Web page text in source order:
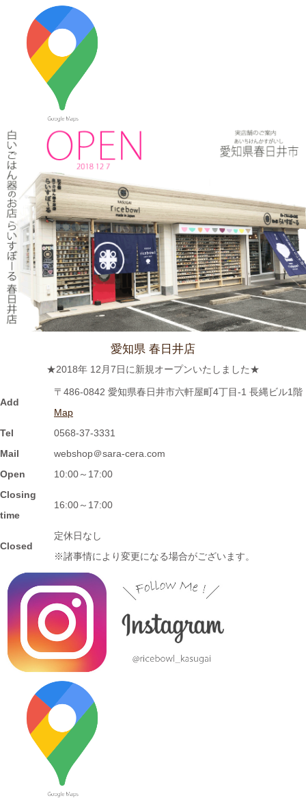
スカ！ハピスタ『美味しく見える!?器の選び方』コーナーで 白い
ごはん器のお店 らいすぼーる 春日井店が紹介されました。
2024/3/12
≪マガジンで掲載されました≫ 流行発信MOOK おでかけ春日井
守山小牧2019-2020 2019年4月号に 白いごはん器のお店 らいす
ぼーる 春日井店が掲載されました。
2024/3/12
≪テレビで紹介されました≫ 2019年5月18日 、東海テレビ ぐっ
さん家！『ぐっさん！オレンジと行く春日井Jeep旅！』で 山口
智充さんが白いごはん器のお店 らいすぼーる 春日井店にいらっ
しゃいました。
2024/2/22
≪おすすめ≫今日は猫の日！猫好きにはたまらないおすすめご飯
茶碗いかがでしょうか？
ツを入れたり、薬味皿としてもGOOD★
2024/2/2
≪おすすめ≫ 信楽焼のモザイクプレート数量限定販売！
2024/1/15
か？
2024/1/12
≪おすすめ≫ お正月の暴飲暴食。。。ワンプレートで彩りよく
バランスの良い食事を♪
2024/1/3
≪おすすめ≫ 七草粥の準備は出来ましたか？お粥に麺類と色々
使える小どんぶりはいかかでしょうか？
2023/12/22
≪おすすめ≫ 少し大きめで使いやすい！カラフルオーバルボー
愛知県 春日井店
★2018年 12月7日に新規オープンいたしました★
Add
〒486-0842 愛知県春日井市六軒屋町4丁目-1 長縄ビル1階
Map
Tel
0568-37-3331
Mail
webshop＠sara-cera.com
Open
10:00～17:00
Closing
time
16:00～17:00
Closed
定休日なし
※諸事情により変更になる場合がございます。